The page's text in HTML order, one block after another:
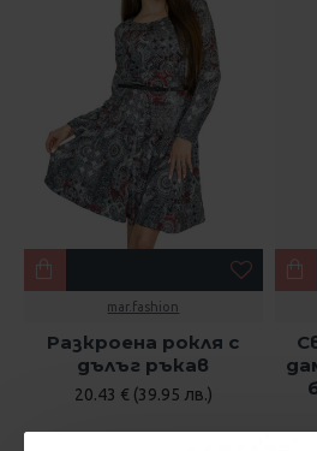
mar.fashion
Разкроена рокля с
дълъг ръкав
20.43 € (39.95 лв.)